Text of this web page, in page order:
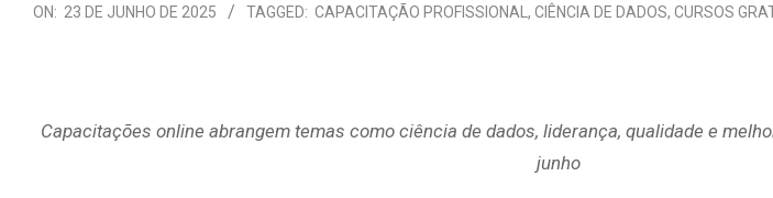
ON: 23 DE JUNHO DE 2025 TAGGED: CAPACITAÇÃO PROFISSIONAL , CIÊNCIA DE DADOS, CURSOS
Capacitações online abrangem temas como ciência de dados, liderança, qualidade e
junho